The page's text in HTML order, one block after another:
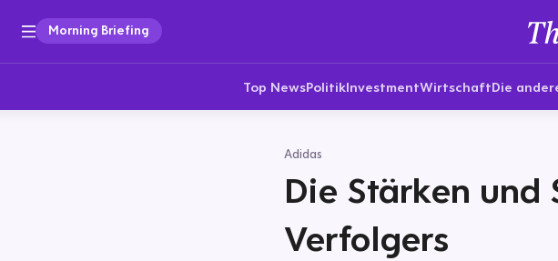
Morning Briefing
Top NewsPolitikInvestmentWirtschaftDie
Adidas
Die Stärken und
Verfolgers